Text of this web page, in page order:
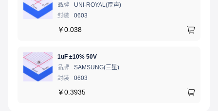
品牌
UNI-ROYAL(厚声)
封装
0603
￥0.038
1uF ±10% 50V
品牌
SAMSUNG(三星)
封装
0603
￥0.3935